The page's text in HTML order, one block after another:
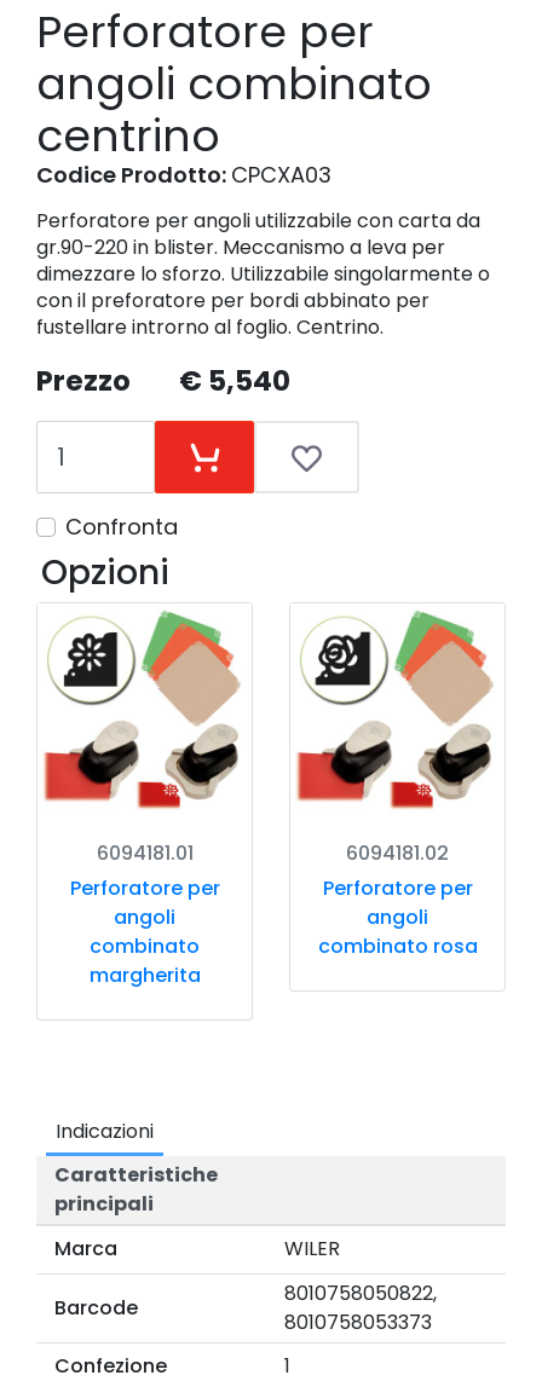
Perforatore per
angoli combinato
centrino
Codice Prodotto: CPCXA03
Perforatore per angoli utilizzabile con carta da
gr.90-220 in blister. Meccanismo a leva per
dimezzare lo sforzo. Utilizzabile singolarmente o
con il preforatore per bordi abbinato per
fustellare introrno al foglio. Centrino.
Prezzo € 5,540
Confronta
Opzioni
6094181.01
Perforatore per
angoli
combinato
margherita
6094181.02
Perforatore per
angoli
combinato rosa
Indicazioni
Caratteristiche
principali
Marca
WILER
Barcode
8010758050822,
8010758053373
Confezione
1